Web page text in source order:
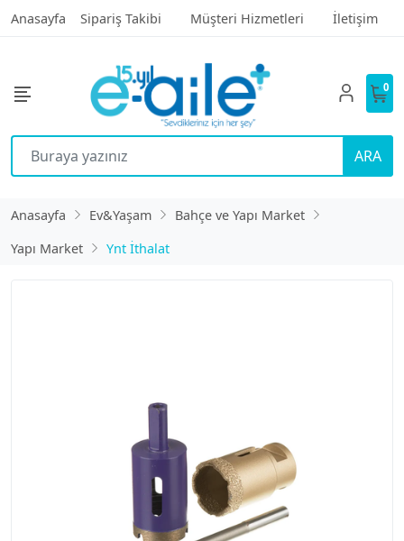
Anasayfa Sipariş Takibi Müşteri Hizmetleri İletişim
ARA
0
Anasayfa Ev&Yaşam
Bahçe ve Yapı Market
Yapı Market
Ynt İthalat